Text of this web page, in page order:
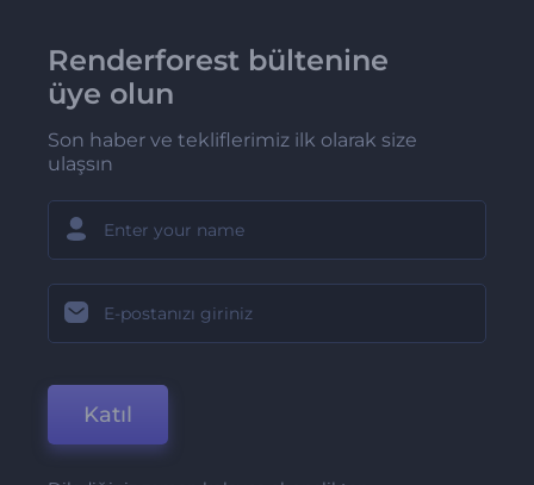
Renderforest bültenine
üye olun
Son haber ve tekliflerimiz ilk olarak size
ulaşsın
Katıl